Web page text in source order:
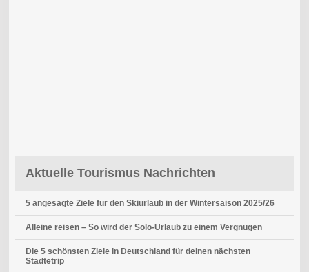
Aktuelle Tourismus Nachrichten
5 angesagte Ziele für den Skiurlaub in der Wintersaison 2025/26
Alleine reisen – So wird der Solo-Urlaub zu einem Vergnügen
Die 5 schönsten Ziele in Deutschland für deinen nächsten
Städtetrip